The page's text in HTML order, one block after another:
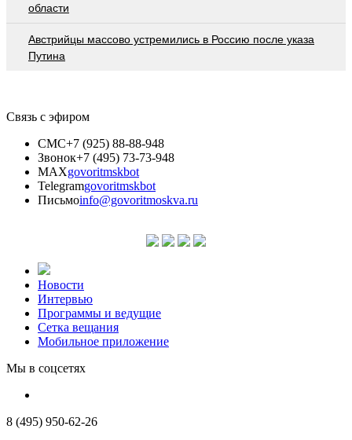
области
Австрийцы массово устремились в Россию после указа
Путина
Связь с эфиром
СМС+7 (925) 88-88-948
Звонок+7 (495) 73-73-948
MAXgovoritmskbot
Telegramgovoritmskbot
Письмоinfo@govoritmoskva.ru
Новости
Интервью
Программы и ведущие
Сетка вещания
Мобильное приложение
Мы в соцсетях
8 (495) 950-62-26